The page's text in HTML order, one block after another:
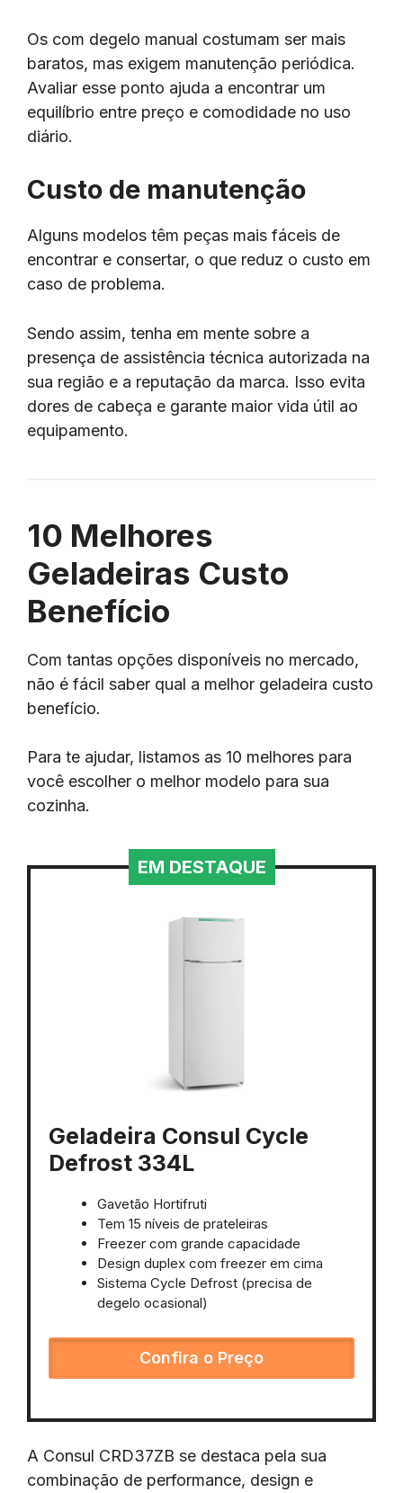
Os com degelo manual costumam ser mais
baratos, mas exigem manutenção periódica.
Avaliar esse ponto ajuda a encontrar um
equilíbrio entre preço e comodidade no uso
diário.
Custo de manutenção
Alguns modelos têm peças mais fáceis de
encontrar e consertar, o que reduz o custo em
caso de problema.
Sendo assim, tenha em mente sobre a
presença de assistência técnica autorizada na
sua região e a reputação da marca. Isso evita
dores de cabeça e garante maior vida útil ao
equipamento.
10 Melhores
Geladeiras Custo
Benefício
Com tantas opções disponíveis no mercado,
não é fácil saber qual a melhor geladeira custo
benefício.
Para te ajudar, listamos as 10 melhores para
você escolher o melhor modelo para sua
cozinha.
EM DESTAQUE
Geladeira Consul Cycle
Defrost 334L
Gavetão Hortifruti
Tem 15 níveis de prateleiras
Freezer com grande capacidade
Design duplex com freezer em cima
Sistema Cycle Defrost (precisa de
degelo ocasional)
Confira o Preço
A Consul CRD37ZB se destaca pela sua
combinação de performance, design e